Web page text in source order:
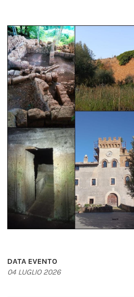
DATA EVENTO
04 LUGLIO 2026